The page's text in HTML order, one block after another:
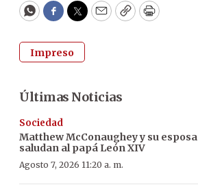
WhatsApp
Facebook
Twitter
EmailCopyPrint
Impreso
Últimas Noticias
Sociedad
Matthew McConaughey y su esposa
saludan al papá León XIV
Agosto 7, 2026 11:20 a. m.